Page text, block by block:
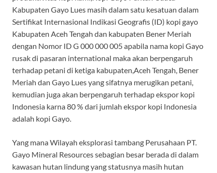
Kabupaten Gayo Lues masih dalam satu kesatuan dalam
Sertifikat Internasional Indikasi Geografis (ID) kopi gayo
Kabupaten Aceh Tengah dan kabupaten Bener Meriah
dengan Nomor ID G 000 000 005 apabila nama kopi Gayo
rusak di pasaran international maka akan berpengaruh
terhadap petani di ketiga kabupaten,Aceh Tengah, Bener
Meriah dan Gayo Lues yang sifatnya merugikan petani,
kemudian juga akan berpengaruh terhadap ekspor kopi
Indonesia karna 80 % dari jumlah ekspor kopi Indonesia
adalah kopi Gayo.
Yang mana Wilayah eksplorasi tambang Perusahaan PT.
Gayo Mineral Resources sebagian besar berada di dalam
kawasan hutan lindung yang statusnya masih hutan